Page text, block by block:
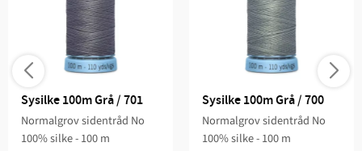
Sysilke 100m Grå / 701
Normalgrov sidentråd No
100% silke - 100 m
Sysilke 100m Grå / 700
Normalgrov sidentråd No
100% silke - 100 m